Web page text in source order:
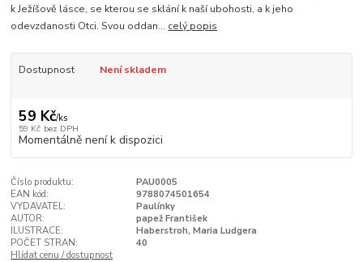
k Ježíšově lásce, se kterou se sklání k naší ubohosti, a k jeho
odevzdanosti Otci. Svou oddan... celý popis
Dostupnost Není skladem
59 Kč/ks
59 Kč bez DPH
Momentálně není k dispozici
Číslo produktu:
PAU0005
EAN kód:
9788074501654
VYDAVATEL:
Paulínky
AUTOR:
papež František
ILUSTRACE:
Haberstroh, Maria Ludgera
POČET STRAN:
40
Hlídat cenu / dostupnost